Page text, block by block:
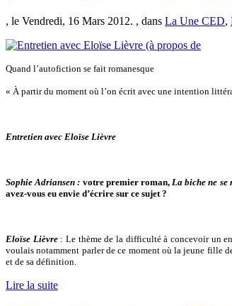
, le Vendredi, 16 Mars 2012. , dans La Une CED,
Quand l’autofiction se fait romanesque
« À partir du moment où l’on écrit avec une intention
Entretien avec Eloïse Lièvre
Sophie Adriansen : votre premier roman,La biche ne se
avez-vous eu envie d’écrire sur ce sujet ?
Eloïse Lièvre : Le thème de la difficulté à concevoir un
voulais notamment parler de ce moment où la jeune fille
et de sa définition.
Lire la suite